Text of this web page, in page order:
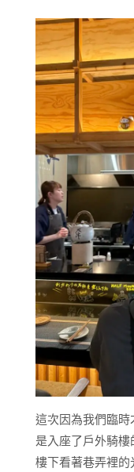
這次因為我們臨
是入座了戶外騎
樓下看著巷弄裡